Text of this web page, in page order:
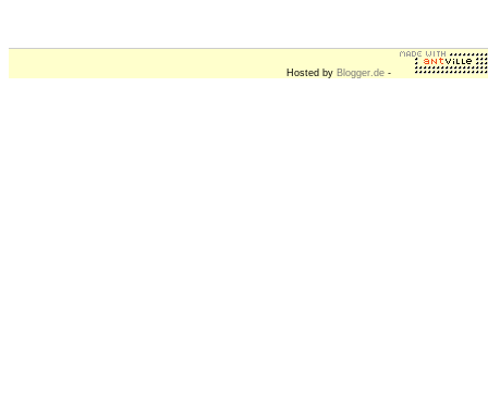
Hosted by Blogger.de-